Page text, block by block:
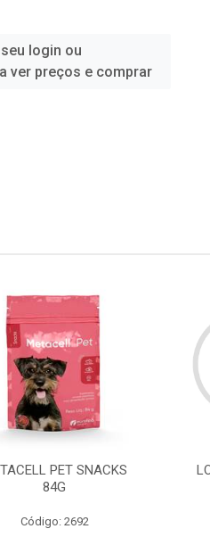
login ou
ver preços e comprar
PET SNACKS
84G
Código: 2692